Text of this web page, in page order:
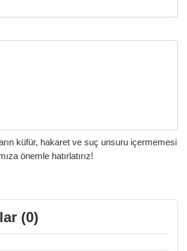
küfür, hakaret ve suç unsuru içermemesi
önemle hatırlatırız!
(0)